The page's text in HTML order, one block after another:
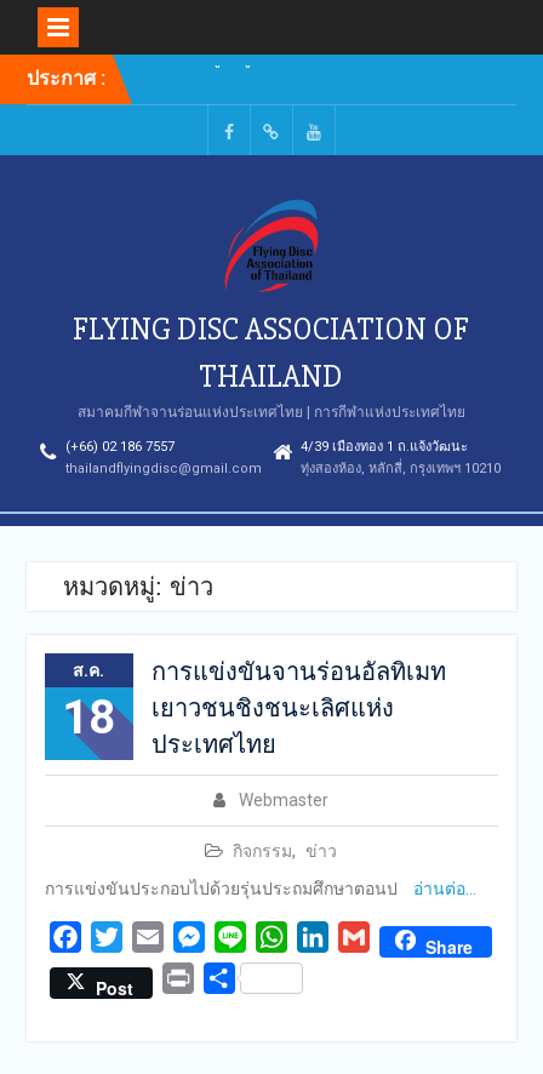
ประกาศ :
อบรมหลักสูตรผู้ฝึกสอน
Facebook
TikTokYoutube
FLYING DISC ASSOCIATION OF
THAILAND
สมาคมกีฬาจานร่อนแห่งประเทศไทย | การกีฬาแห่งประเทศไทย
(+66) 02 186 7557
thailandflyingdisc@gmail.com
4/39 เมืองทอง 1 ถ.แจ้งวัฒนะ
ทุ่งสองห้อง, หลักสี่, กรุงเทพฯ 10210
หมวดหมู่: ข่าว
ส.ค.
18
การแข่งขันจานร่อนอัลทิเมท
เยาวชนชิงชนะเลิศแห่ง
ประเทศไทย
Webmaster
กิจกรรม, ข่าว
การแข่งขันประกอบไปด้วยรุ่นประถมศึกษาตอนป
อ่านต่อ…
FacebookTwitterEmail Messenger
Line WhatsAppLinkedIn
Gmail Share
Post
Print Share